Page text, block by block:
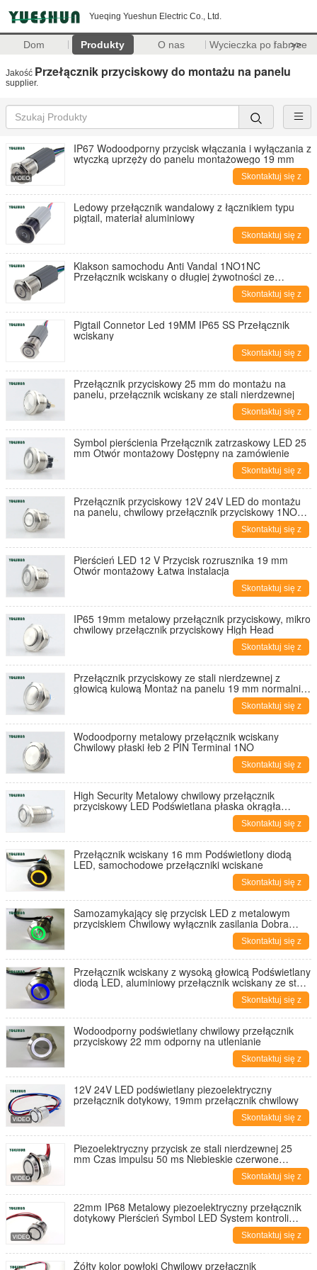
Yueqing Yueshun Electric Co., Ltd.
Dom Produkty O nas Wycieczka po fabryce
>>
Jakość Przełącznik przyciskowy do montażu na panelu
supplier.
IP67 Wodoodporny przycisk włączania i wyłączania z
wtyczką uprzęży do panelu montażowego 19 mm
Skontaktuj się z
nami
Ledowy przełącznik wandalowy z łącznikiem typu
pigtail, materiał aluminiowy
Skontaktuj się z
nami
Klakson samochodu Anti Vandal 1NO1NC
Przełącznik wciskany o długiej żywotności ze
złączem, 7 kolorów diod LED do wyboruSkontaktuj się z
nami
Pigtail Connetor Led 19MM IP65 SS Przełącznik
wciskany
Skontaktuj się z
nami
Przełącznik przyciskowy 25 mm do montażu na
panelu, przełącznik wciskany ze stali nierdzewnej
Skontaktuj się z
nami
Symbol pierścienia Przełącznik zatrzaskowy LED 25
mm Otwór montażowy Dostępny na zamówienie
Skontaktuj się z
nami
Przełącznik przyciskowy 12V 24V LED do montażu
na panelu, chwilowy przełącznik przyciskowy 1NO
Skontaktuj się z
nami
Pierścień LED 12 V Przycisk rozrusznika 19 mm
Otwór montażowy Łatwa instalacja
Skontaktuj się z
nami
IP65 19mm metalowy przełącznik przyciskowy, mikro
chwilowy przełącznik przyciskowy High Head
Skontaktuj się z
nami
Przełącznik przyciskowy ze stali nierdzewnej z
głowicą kulową Montaż na panelu 19 mm normalnie
Skontaktuj się z
nami
Wodoodporny metalowy przełącznik wciskany
Chwilowy płaski łeb 2 PIN Terminal 1NO
Skontaktuj się z
nami
High Security Metalowy chwilowy przełącznik
przyciskowy LED Podświetlana płaska okrągła
Skontaktuj się z
nami
Przełącznik wciskany 16 mm Podświetlony diodą
LED, samochodowe przełączniki wciskane
Skontaktuj się z
nami
Samozamykający się przycisk LED z metalowym
przyciskiem Chwilowy wyłącznik zasilania Dobra
Skontaktuj się z
nami
Przełącznik wciskany z wysoką głowicą Podświetlany
diodą LED, aluminiowy przełącznik wciskany ze stali
Skontaktuj się z
nami
Wodoodporny podświetlany chwilowy przełącznik
przyciskowy 22 mm odporny na utlenianie
Skontaktuj się z
nami
12V 24V LED podświetlany piezoelektryczny
przełącznik dotykowy, 19mm przełącznik chwilowy
Skontaktuj się z
nami
Piezoelektryczny przycisk ze stali nierdzewnej 25
mm Czas impulsu 50 ms Niebieskie czerwone
Skontaktuj się z
nami
22mm IP68 Metalowy piezoelektryczny przełącznik
dotykowy Pierścień Symbol LED System kontroli
Skontaktuj się z
nami
Żółty kolor powłoki Chwilowy przełącznik